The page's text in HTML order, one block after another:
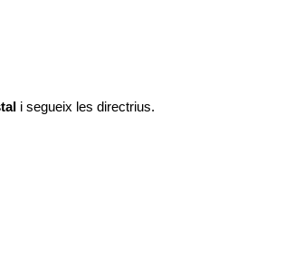
i segueix les directrius.